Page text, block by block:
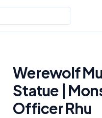
Werewolf
Statue |
Officer Rhu